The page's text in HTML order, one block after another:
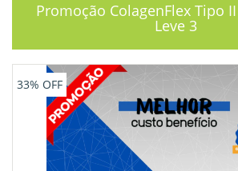
Promoção ColagenFlex Tipo
Leve 3
33% OFF